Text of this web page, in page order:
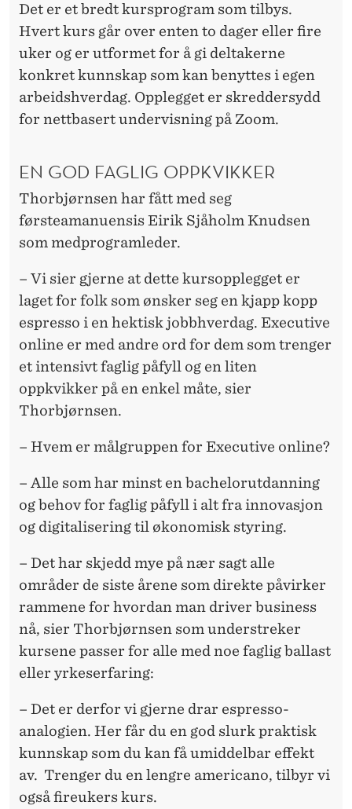
Det er et bredt kursprogram som tilbys.
Hvert kurs går over enten to dager eller fire
uker og er utformet for å gi deltakerne
konkret kunnskap som kan benyttes i egen
arbeidshverdag. Opplegget er skreddersydd
for nettbasert undervisning på Zoom.
EN GOD FAGLIG OPPKVIKKER
Thorbjørnsen har fått med seg
førsteamanuensis Eirik Sjåholm Knudsen
som medprogramleder.
– Vi sier gjerne at dette kursopplegget er
laget for folk som ønsker seg en kjapp kopp
espresso i en hektisk jobbhverdag. Executive
online er med andre ord for dem som trenger
et intensivt faglig påfyll og en liten
oppkvikker på en enkel måte, sier
Thorbjørnsen.
– Hvem er målgruppen for Executive online?
– Alle som har minst en bachelorutdanning
og behov for faglig påfyll i alt fra innovasjon
og digitalisering til økonomisk styring.
– Det har skjedd mye på nær sagt alle
områder de siste årene som direkte påvirker
rammene for hvordan man driver business
nå, sier Thorbjørnsen som understreker
kursene passer for alle med noe faglig ballast
eller yrkeserfaring:
– Det er derfor vi gjerne drar espresso-
analogien. Her får du en god slurk praktisk
kunnskap som du kan få umiddelbar effekt
av. Trenger du en lengre americano, tilbyr vi
også fireukers kurs.